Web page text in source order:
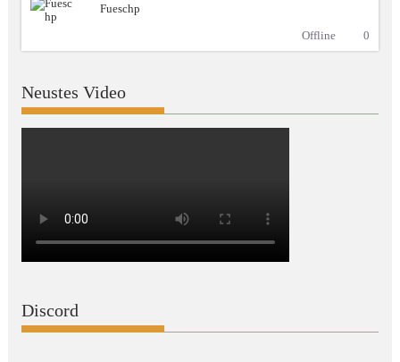
Fueschp
Offline
0
Neustes Video
Discord